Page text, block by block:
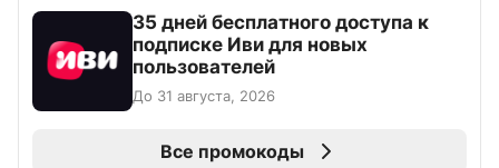
35 дней бесплатного доступа к
подписке Иви для новых
пользователей
До 31 августа, 2026
Все промокоды